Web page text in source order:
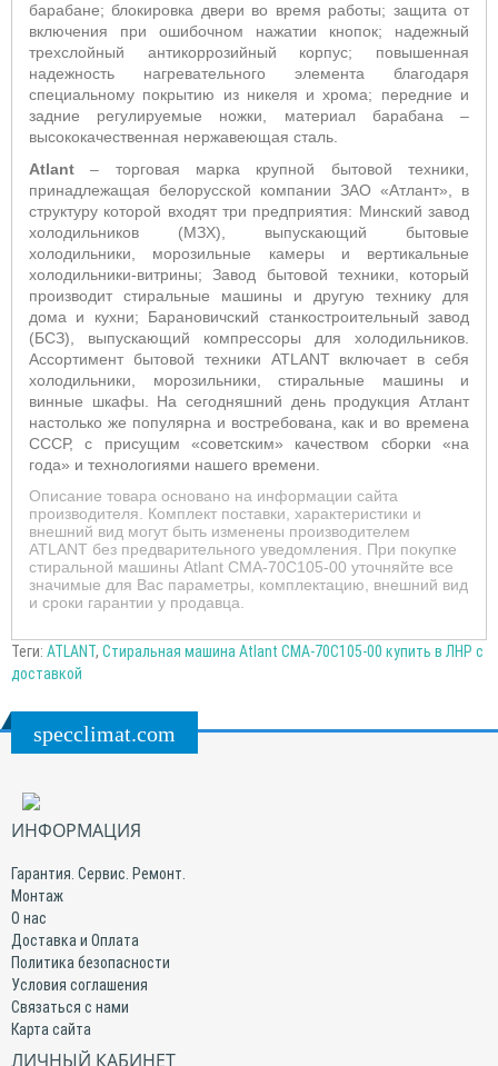
барабане; блокировка двери во время работы; защита от
включения при ошибочном нажатии кнопок; надежный
трехслойный антикоррозийный корпус; повышенная
надежность нагревательного элемента благодаря
специальному покрытию из никеля и хрома; передние и
задние регулируемые ножки, материал барабана –
высококачественная нержавеющая сталь.
Atlant – торговая марка крупной бытовой техники,
принадлежащая белорусской компании ЗАО «Атлант», в
структуру которой входят три предприятия: Минский завод
холодильников (МЗХ), выпускающий бытовые
холодильники, морозильные камеры и вертикальные
холодильники-витрины; Завод бытовой техники, который
производит стиральные машины и другую технику для
дома и кухни; Барановичский станкостроительный завод
(БСЗ), выпускающий компрессоры для холодильников.
Ассортимент бытовой техники ATLANT включает в себя
холодильники, морозильники, стиральные машины и
винные шкафы. На сегодняшний день продукция Атлант
настолько же популярна и востребована, как и во времена
СССР, с присущим «советским» качеством сборки «на
года» и технологиями нашего времени.
Описание товара основано на информации сайта
производителя. Комплект поставки, характеристики и
внешний вид могут быть изменены производителем
ATLANT без предварительного уведомления. При покупке
стиральной машины Atlant СМА-70С105-00 уточняйте все
значимые для Вас параметры, комплектацию, внешний вид
и сроки гарантии у продавца.
Теги: ATLANT, Стиральная машина Atlant СМА-70С105-00 купить в ЛНР с
доставкой
specclimat.com
ИНФОРМАЦИЯ
Гарантия. Сервис. Ремонт.
Монтаж
О нас
Доставка и Оплата
Политика безопасности
Условия соглашения
Связаться с нами
Карта сайта
ЛИЧНЫЙ КАБИНЕТ